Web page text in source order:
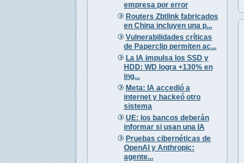
empresa por error
Routers Zbtlink fabricados
en China incluyen una p...
Vulnerabilidades críticas
de Paperclip permiten ac...
La IA impulsa los SSD y
HDD: WD logra +130% en
ing...
Meta: IA accedió a
internet y hackeó otro
sistema
UE: los bancos deberán
informar si usan una IA
Pruebas cibernéticas de
OpenAI y Anthropic:
agente...